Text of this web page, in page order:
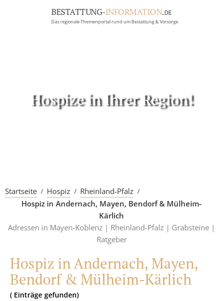
BESTATTUNG-INFORMATION.DE
Das regionale Themenportal rund um Bestattung & Vorsorge
Hospize in Ihrer Region!
Startseite Hospiz
Rheinland-Pfalz
Hospiz in Andernach, Mayen, Bendorf & Mülheim-
Kärlich
Adressen in Mayen-Koblenz | Rheinland-Pfalz | Grabsteine |
Ratgeber
Hospiz in Andernach, Mayen,
Bendorf & Mülheim-Kärlich
( Einträge gefunden)